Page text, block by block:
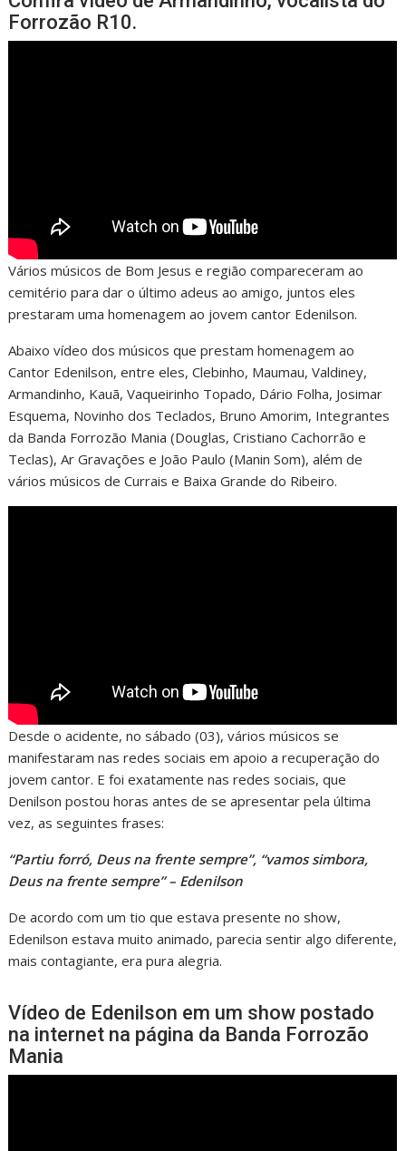
Forrozão R10.
Vários músicos de Bom Jesus e região compareceram ao
cemitério para dar o último adeus ao amigo, juntos eles
prestaram uma homenagem ao jovem cantor Edenilson.
Abaixo vídeo dos músicos que prestam homenagem ao
Cantor Edenilson, entre eles, Clebinho, Maumau, Valdiney,
Armandinho, Kauã, Vaqueirinho Topado, Dário Folha, Josimar
Esquema, Novinho dos Teclados, Bruno Amorim, Integrantes
da Banda Forrozão Mania (Douglas, Cristiano Cachorrão e
Teclas), Ar Gravações e João Paulo (Manin Som), além de
vários músicos de Currais e Baixa Grande do Ribeiro.
Desde o acidente, no sábado (03), vários músicos se
manifestaram nas redes sociais em apoio a recuperação do
jovem cantor. E foi exatamente nas redes sociais, que
Denilson postou horas antes de se apresentar pela última
vez, as seguintes frases:
“Partiu forró, Deus na frente sempre”, “vamos simbora,
Deus na frente sempre” – Edenilson
De acordo com um tio que estava presente no show,
Edenilson estava muito animado, parecia sentir algo diferente,
mais contagiante, era pura alegria.
Vídeo de Edenilson em um show postado
na internet na página da Banda Forrozão
Mania